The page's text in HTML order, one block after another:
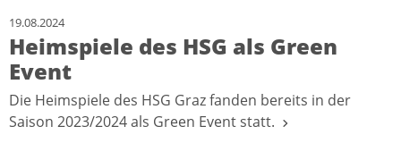
19.08.2024
Heimspiele des HSG als Green
Event
Die Heimspiele des HSG Graz fanden bereits in der
Saison 2023/2024 als Green Event statt.